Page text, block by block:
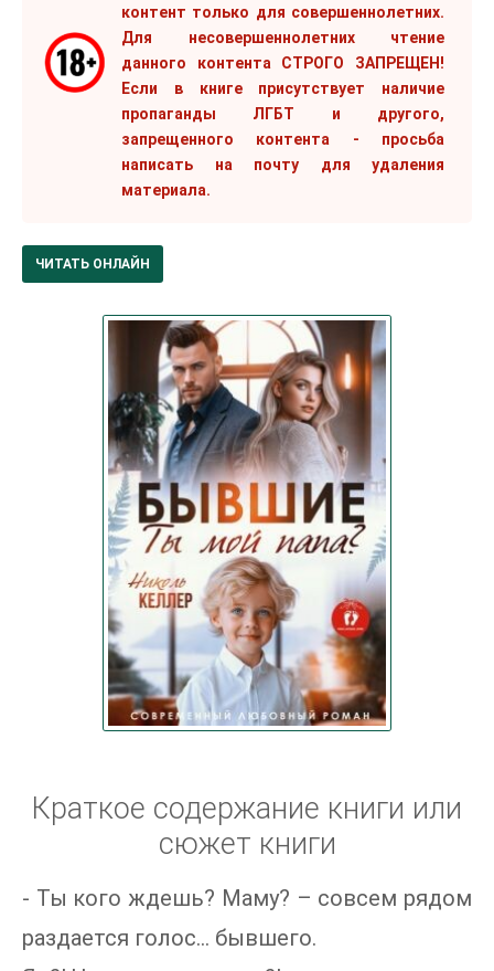
контент только для совершеннолетних.
Для несовершеннолетних чтение
данного контента СТРОГО ЗАПРЕЩЕН!
Если в книге присутствует наличие
пропаганды ЛГБТ и другого,
запрещенного контента - просьба
написать на почту для удаления
материала.
ЧИТАТЬ ОНЛАЙН
Краткое содержание книги или
сюжет книги
- Ты кого ждешь? Маму? – совсем рядом
раздается голос… бывшего.